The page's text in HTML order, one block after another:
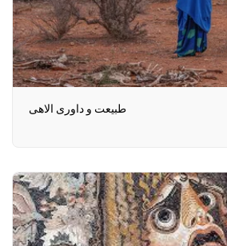
طبیعت و داوری الاهی